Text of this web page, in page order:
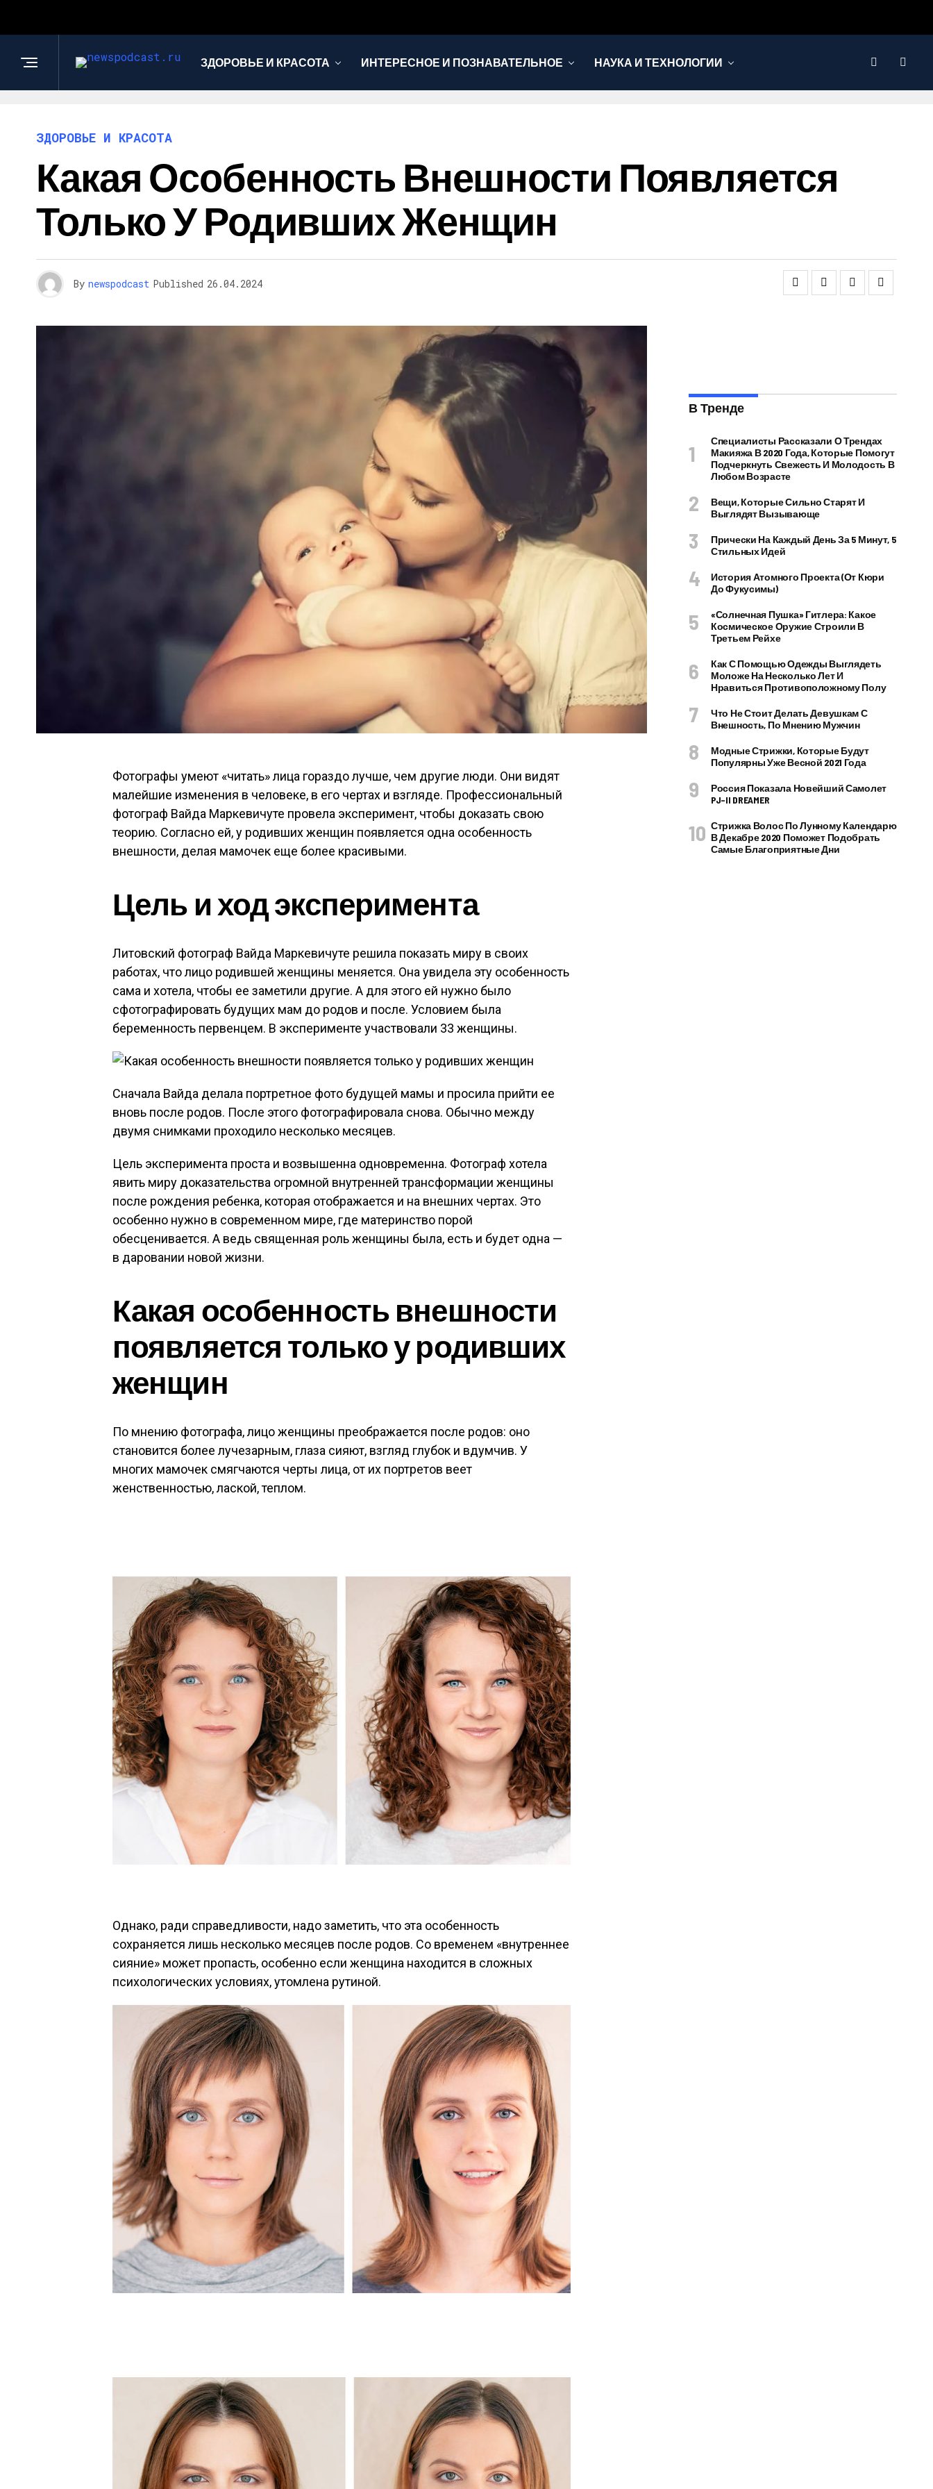
ЗДОРОВЬЕ И КРАСОТА ИНТЕРЕСНОЕ И ПОЗНАВАТЕЛЬНОЕ НАУКА И ТЕХНОЛОГИИ
ЗДОРОВЬЕ И КРАСОТА
Какая Особенность Внешности Появляется
Только У Родивших Женщин
By newspodcast Published 26.04.2024
Фотографы умеют «читать» лица гораздо лучше, чем другие люди. Они видят
малейшие изменения в человеке, в его чертах и взгляде. Профессиональный
фотограф Вайда Маркевичуте провела эксперимент, чтобы доказать свою
теорию. Согласно ей, у родивших женщин появляется одна особенность
внешности, делая мамочек еще более красивыми.
Цель и ход эксперимента
Литовский фотограф Вайда Маркевичуте решила показать миру в своих
работах, что лицо родившей женщины меняется. Она увидела эту особенность
сама и хотела, чтобы ее заметили другие. А для этого ей нужно было
сфотографировать будущих мам до родов и после. Условием была
беременность первенцем. В эксперименте участвовали 33 женщины.
Сначала Вайда делала портретное фото будущей мамы и просила прийти ее
вновь после родов. После этого фотографировала снова. Обычно между
двумя снимками проходило несколько месяцев.
Цель эксперимента проста и возвышенна одновременна. Фотограф хотела
явить миру доказательства огромной внутренней трансформации женщины
после рождения ребенка, которая отображается и на внешних чертах. Это
особенно нужно в современном мире, где материнство порой
обесценивается. А ведь священная роль женщины была, есть и будет одна —
в даровании новой жизни.
Какая особенность внешности
появляется только у родивших
женщин
По мнению фотографа, лицо женщины преображается после родов: оно
становится более лучезарным, глаза сияют, взгляд глубок и вдумчив. У
многих мамочек смягчаются черты лица, от их портретов веет
женственностью, лаской, теплом.
Однако, ради справедливости, надо заметить, что эта особенность
сохраняется лишь несколько месяцев после родов. Со временем «внутреннее
сияние» может пропасть, особенно если женщина находится в сложных
психологических условиях, утомлена рутиной.
В Тренде
Специалисты Рассказали О Трендах
Макияжа В 2020 Года, Которые Помогут
Подчеркнуть Свежесть И Молодость В
Любом Возрасте
Вещи, Которые Сильно Старят И
Выглядят Вызывающе
Прически На Каждый День За 5 Минут, 5
Стильных Идей
История Атомного Проекта (от Кюри
До Фукусимы)
«Солнечная Пушка» Гитлера: Какое
Космическое Оружие Строили В
Третьем Рейхе
Как С Помощью Одежды Выглядеть
Моложе На Несколько Лет И
Нравиться Противоположному Полу
Что Не Стоит Делать Девушкам С
Внешность, По Мнению Мужчин
Модные Стрижки, Которые Будут
Популярны Уже Весной 2021 Года
Россия Показала Новейший Самолет
PJ–II DREAMER
Стрижка Волос По Лунному Календарю
В Декабре 2020 Поможет Подобрать
Самые Благоприятные Дни